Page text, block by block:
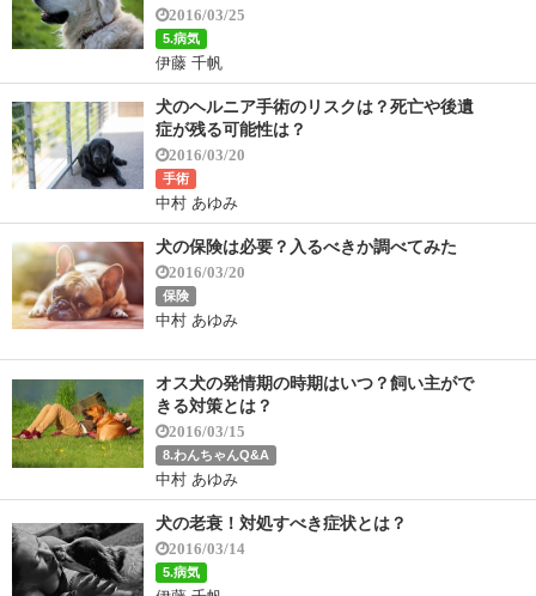
2016/03/25
5.病気
伊藤 千帆
犬のヘルニア手術のリスクは？死亡や後遺
症が残る可能性は？
2016/03/20
手術
中村 あゆみ
犬の保険は必要？入るべきか調べてみた
2016/03/20
保険
中村 あゆみ
オス犬の発情期の時期はいつ？飼い主がで
きる対策とは？
2016/03/15
8.わんちゃんQ&A
中村 あゆみ
犬の老衰！対処すべき症状とは？
2016/03/14
5.病気